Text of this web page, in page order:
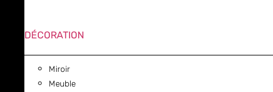
DÉCORATION
Miroir
Meuble